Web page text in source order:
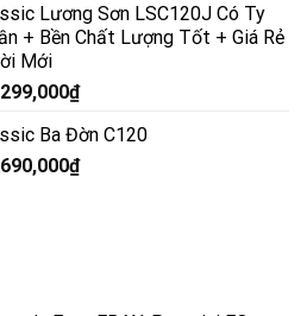
Lương Sơn LSC120J Có Ty
+ Bền Chất Lượng Tốt + Giá Rẻ
Mới
₫
Ba Đờn C120
₫